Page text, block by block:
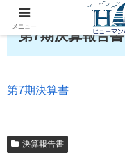
第7期決算報告書
第7期決算書
決算報告書
メニュー